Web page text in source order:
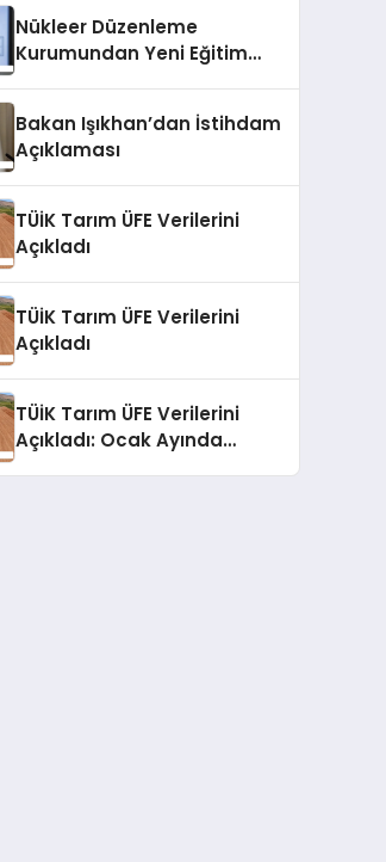
Nükleer Düzenleme
Kurumundan Yeni Eğitim
Bakan Işıkhan’dan İstihdam
Açıklaması
TÜİK Tarım ÜFE Verilerini
Açıkladı
TÜİK Tarım ÜFE Verilerini
Açıkladı
TÜİK Tarım ÜFE Verilerini
Açıkladı: Ocak Ayında